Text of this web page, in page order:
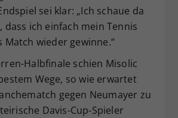
sei klar: „Ich schaue da
dass ich einfach mein Tennis
Match wieder gewinne.“
Halbfinale schien Misolic
Wege, so wie erwartet
gegen Neumayer zu
Davis-Cup-Spieler